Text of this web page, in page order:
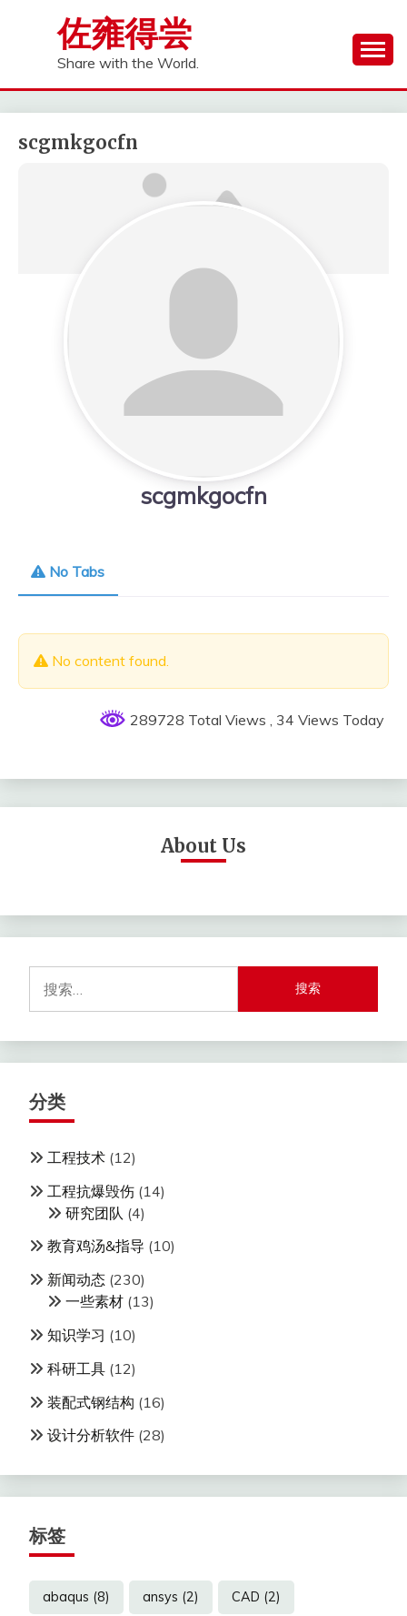
佐雍得尝
Share with the World.
scgmkgocfn
scgmkgocfn
No Tabs
No content found.
289728 Total Views , 34 Views Today
About Us
索：
分类
工程技术 (12)
工程抗爆毁伤 (14)
研究团队 (4)
教育鸡汤&指导 (10)
新闻动态 (230)
一些素材 (13)
知识学习 (10)
科研工具 (12)
装配式钢结构 (16)
设计分析软件 (28)
标签
abaqus (8) ansys (2) CAD (2)